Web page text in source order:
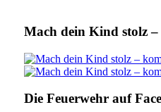
Mach dein Kind stolz
Die Feuerwehr auf